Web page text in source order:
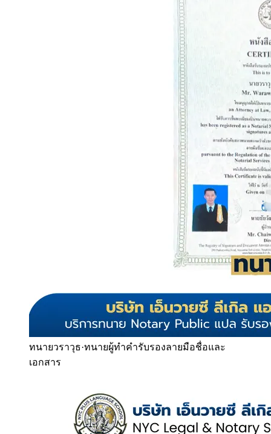
ทนายวราวุธ·ทนายผู้ทำคำรับรองลายมือชื่อและ
เอกสาร